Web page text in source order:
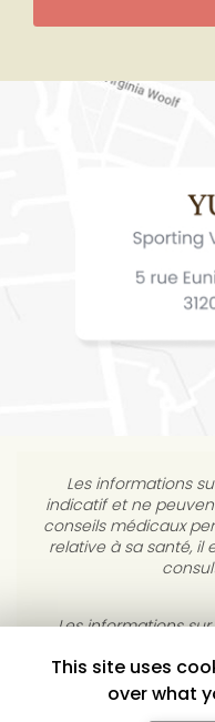
Les informations
indicatif et ne
conseils médicaux
Les informations
destinées à
une maladie.
This site uses
over what